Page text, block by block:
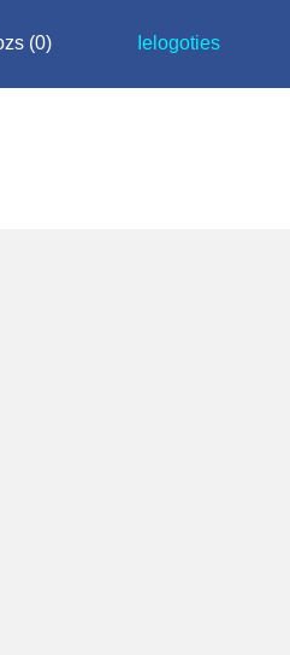
(0) Ielogoties